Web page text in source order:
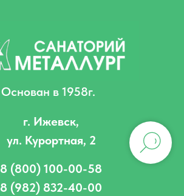
Основан в 1958г.
г. Ижевск,
ул. Курортная, 2
8 (800) 100-00-58
8 (982) 832-40-00